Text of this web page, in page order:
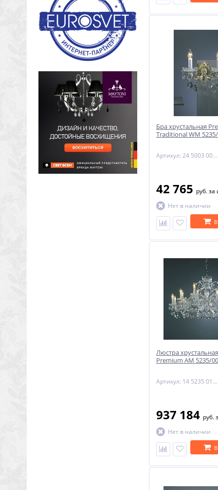
Бра хрустальная
Traditional WM
Артикул: 24 5003 002 90 11 02 28
42 765 руб.за
Нет в наличии
Люстра
Premium AM 5235/
Артикул: 14 5235 018 06 11 00 70
937 184 руб.
Нет в наличии